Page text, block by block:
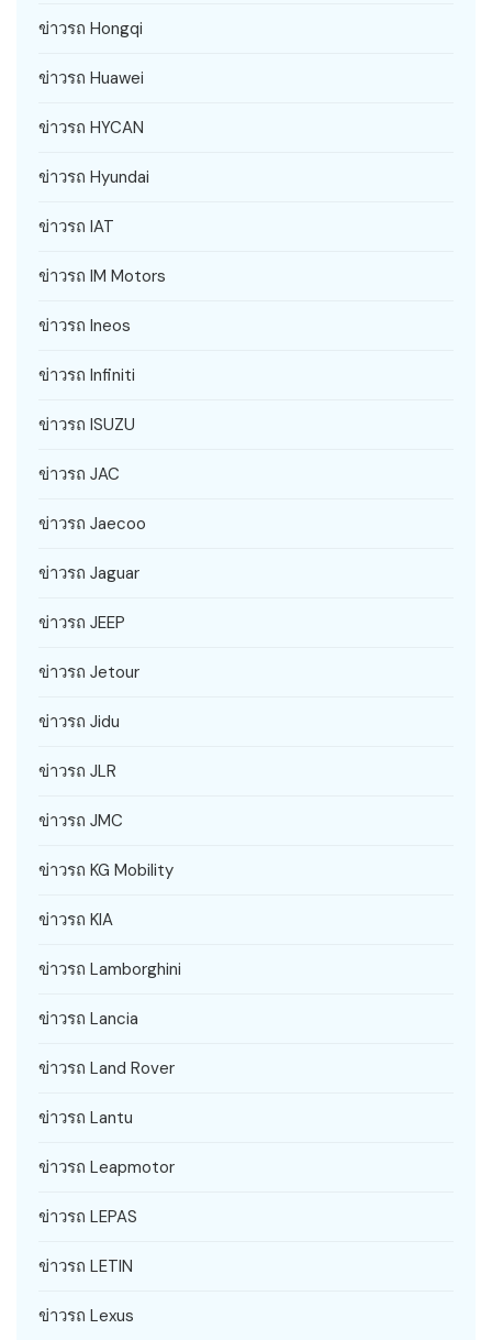
ข่าวรถ Hongqi
ข่าวรถ Huawei
ข่าวรถ HYCAN
ข่าวรถ Hyundai
ข่าวรถ IAT
ข่าวรถ IM Motors
ข่าวรถ Ineos
ข่าวรถ Infiniti
ข่าวรถ ISUZU
ข่าวรถ JAC
ข่าวรถ Jaecoo
ข่าวรถ Jaguar
ข่าวรถ JEEP
ข่าวรถ Jetour
ข่าวรถ Jidu
ข่าวรถ JLR
ข่าวรถ JMC
ข่าวรถ KG Mobility
ข่าวรถ KIA
ข่าวรถ Lamborghini
ข่าวรถ Lancia
ข่าวรถ Land Rover
ข่าวรถ Lantu
ข่าวรถ Leapmotor
ข่าวรถ LEPAS
ข่าวรถ LETIN
ข่าวรถ Lexus